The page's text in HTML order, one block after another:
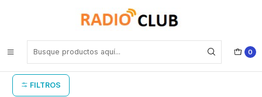
0
Equipo portátil Yaesu IP54
Equipo portátil Yaesu IP54
FILTROS